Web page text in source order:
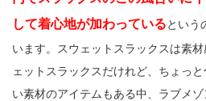
して着心地が加わっているという
います。スウェットスラックスは素
ェットスラックスだけれど、ちょっ
い素材のアイテムもある中、ラブメ